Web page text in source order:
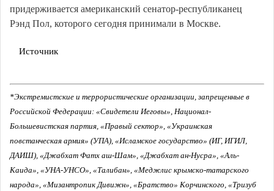
придерживается американский сенатор-республиканец
Рэнд Пол, которого сегодня принимали в Москве.
Источник
*Экстремистские и террористические организации, запрещенные в
Российской Федерации: «Свидетели Иеговы», Национал-
Большевистская партия, «Правый сектор», «Украинская
повстанческая армия» (УПА), «Исламское государство» (ИГ, ИГИЛ,
ДАИШ), «Джабхат Фатх аш-Шам», «Джабхат ан-Нусра», «Аль-
Каида», «УНА-УНСО», «Талибан», «Меджлис крымско-татарского
народа», «Мизантропик Дивижн», «Братство» Корчинского, «Тризуб